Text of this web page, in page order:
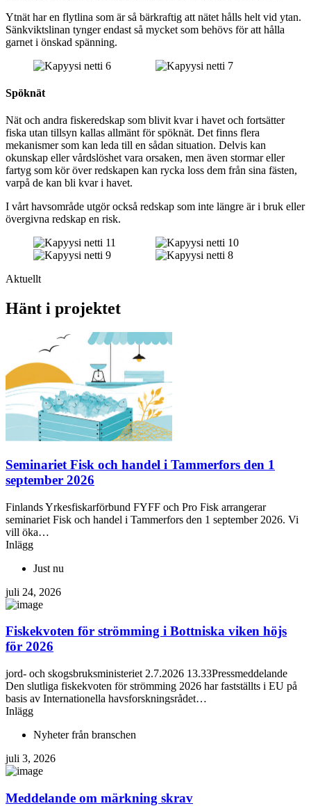
Ytnät har en flytlina som är så bärkraftig att nätet hålls helt vid ytan.
Sänkviktslinan tynger endast så mycket som behövs för att hålla
garnet i önskad spänning.
Spöknät
Nät och andra fiskeredskap som blivit kvar i havet och fortsätter
fiska utan tillsyn kallas allmänt för spöknät. Det finns flera
mekanismer som kan leda till en sådan situation. Delvis kan
okunskap eller vårdslöshet vara orsaken, men även stormar eller
fartyg som kör över redskapen kan rycka loss dem från sina fästen,
varpå de kan bli kvar i havet.
I vårt havsområde utgör också redskap som inte längre är i bruk eller
övergivna redskap en risk.
Aktuellt
Hänt i projektet
Seminariet Fisk och handel i Tammerfors den 1
september 2026
Finlands Yrkesfiskarförbund FYFF och Pro Fisk arrangerar
seminariet Fisk och handel i Tammerfors den 1 september 2026. Vi
vill öka…
Inlägg
Just nu
juli 24, 2026
Fiskekvoten för strömming i Bottniska viken höjs
för 2026
jord- och skogsbruksministeriet 2.7.2026 13.33Pressmeddelande
Den slutliga fiskekvoten för strömming 2026 har fastställts i EU på
basis av Internationella havsforskningsrådet…
Inlägg
Nyheter från branschen
juli 3, 2026
Meddelande om märkning skrav